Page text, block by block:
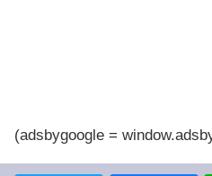
(adsbygoogle =